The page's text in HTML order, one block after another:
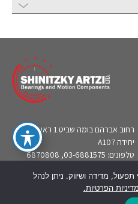
רחוב אברהם בומה שביט 1 ראשון לציון,
יחידה A107
טלפונים: 03-6881575, 6870808
מדידה ושיווק. ניתן לנהל
מדיניות הפרטיות.